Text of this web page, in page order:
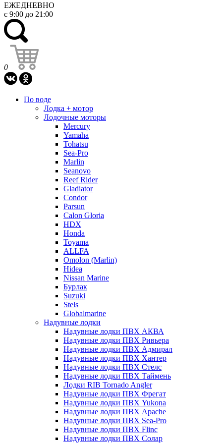
ЕЖЕДНЕВНО
с 9:00 до 21:00
0
По воде
Лодка + мотор
Лодочные моторы
Mercury
Yamaha
Tohatsu
Sea-Pro
Marlin
Seanovo
Reef Rider
Gladiator
Condor
Parsun
Calon Gloria
HDX
Honda
Toyama
ALLFA
Omolon (Marlin)
Hidea
Nissan Marine
Бурлак
Suzuki
Stels
Globalmarine
Надувные лодки
Надувные лодки ПВХ АКВА
Надувные лодки ПВХ Ривьера
Надувные лодки ПВХ Адмирал
Надувные лодки ПВХ Хантер
Надувные лодки ПВХ Стелс
Надувные лодки ПВХ Таймень
Лодки RIB Tornado Angler
Надувные лодки ПВХ Фрегат
Надувные лодки ПВХ Yukona
Надувные лодки ПВХ Apache
Надувные лодки ПВХ Sea-Pro
Надувные лодки ПВХ Flinc
Надувные лодки ПВХ Солар